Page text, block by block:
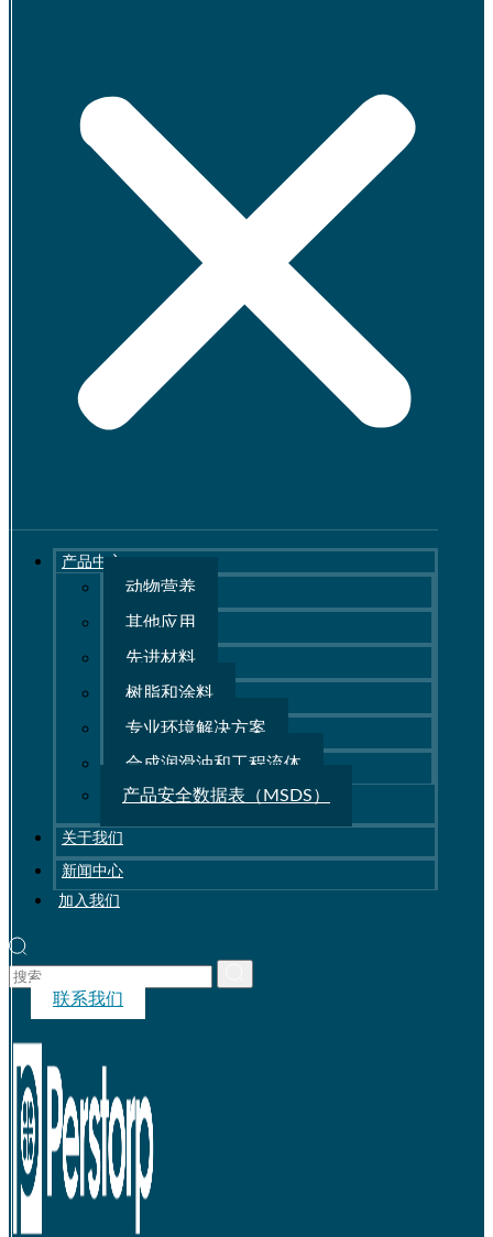
产品中心
动物营养
其他应用
先进材料
树脂和涂料
专业环境解决方案
合成润滑油和工程流体
产品安全数据表（MSDS）
关于我们
新闻中心
加入我们
联系我们